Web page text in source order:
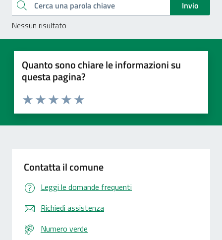
Cerca una parola chiave
Invio
Nessun risultato
Quanto sono chiare le informazioni su
questa pagina?
Valuta 5 stelle su 5
Valuta 4 stelle su 5
Valuta 3 stelle su 5
Valuta 2 stelle su 5
Valuta 1 stelle su 5
Contatta il comune
Leggi le domande frequenti
Richiedi assistenza
Numero verde